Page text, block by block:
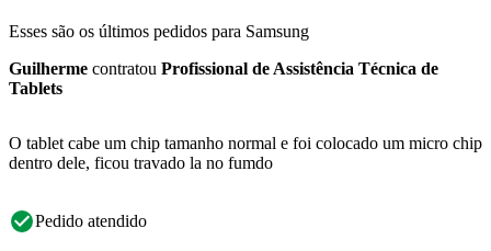
Esses são os últimos pedidos para Samsung
Guilherme contratou Profissional de Assistência Técnica de
Tablets
O tablet cabe um chip tamanho normal e foi colocado um micro chip
dentro dele, ficou travado la no fumdo
Pedido atendido